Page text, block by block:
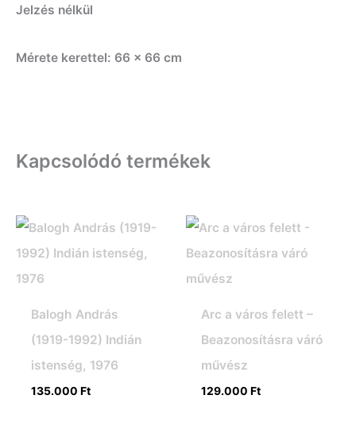
Jelzés nélkül
Mérete kerettel: 66 x 66 cm
Kapcsolódó termékek
Balogh András
(1919-1992) Indián
istenség, 1976
135.000 Ft
Arc a város felett –
Beazonosításra váró
művész
129.000 Ft